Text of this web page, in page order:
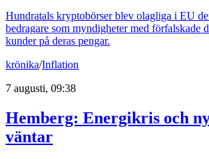
Hundratals kryptobörser blev olagliga i EU
bedragare som myndigheter med förfalskade
kunder på deras pengar.
krönika/Inflation
7 augusti, 09:38
Hemberg: Energikris och
väntar